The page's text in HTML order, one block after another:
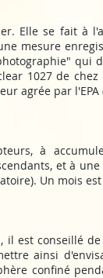
Elle se fait à
mesure
1027 de
agrée par
à
et à
Un mois
il est conseillé
ainsi
confiné